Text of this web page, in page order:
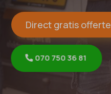
Direct gratis offerte
070 750 36 81